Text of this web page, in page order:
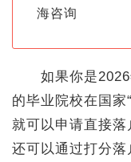
海咨询
如果你是2026
的毕业院校在国家
就可以申请直接落
还可以通过打分